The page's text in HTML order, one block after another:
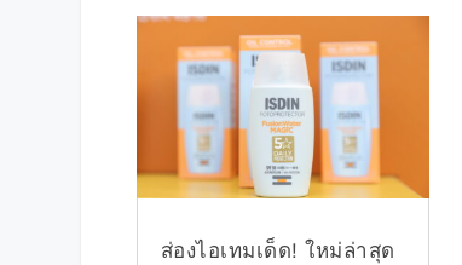
ส่องไอเทมเด็ด! ใหม่ล่าสุด